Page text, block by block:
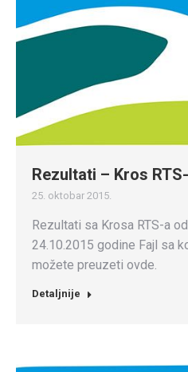
Rezultati – Kros
25. oktobar 2015.
Rezultati sa Krosa RTS-a
24.10.2015 godine Fajl sa
možete preuzeti ovde.
Detaljnije